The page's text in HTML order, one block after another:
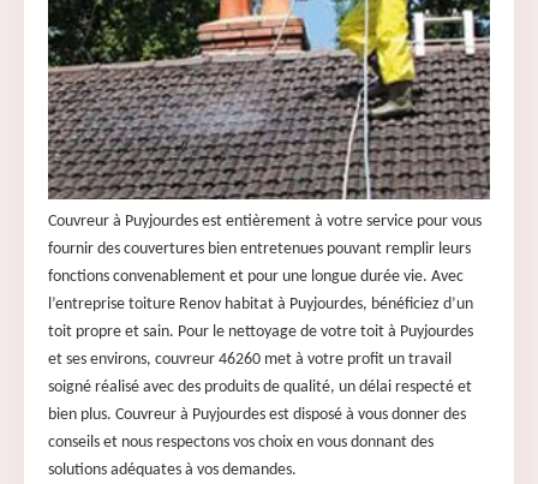
Couvreur à Puyjourdes est entièrement à votre service pour vous
fournir des couvertures bien entretenues pouvant remplir leurs
fonctions convenablement et pour une longue durée vie. Avec
l’entreprise toiture Renov habitat à Puyjourdes, bénéficiez d’un
toit propre et sain. Pour le nettoyage de votre toit à Puyjourdes
et ses environs, couvreur 46260 met à votre profit un travail
soigné réalisé avec des produits de qualité, un délai respecté et
bien plus. Couvreur à Puyjourdes est disposé à vous donner des
conseils et nous respectons vos choix en vous donnant des
solutions adéquates à vos demandes.